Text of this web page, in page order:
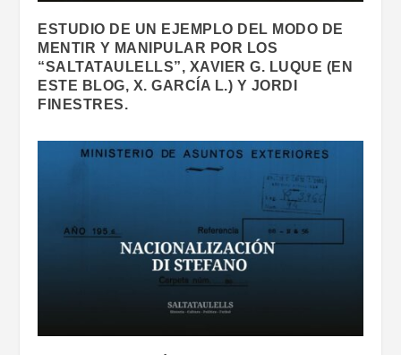
ESTUDIO DE UN EJEMPLO DEL MODO DE
MENTIR Y MANIPULAR POR LOS
“SALTATAULELLS”, XAVIER G. LUQUE (EN
ESTE BLOG, X. GARCÍA L.) Y JORDI
FINESTRES.